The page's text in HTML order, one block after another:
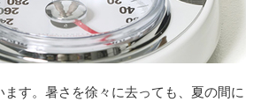
す。暑さを徐々に去っても、夏の間に